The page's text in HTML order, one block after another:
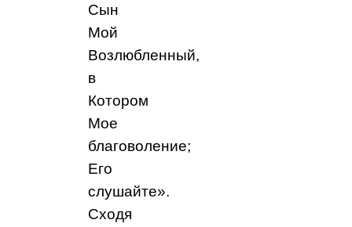
Сын
Мой
Возлюбленный,
в
Котором
Мое
благоволение;
Его
слушайте».
Сходя